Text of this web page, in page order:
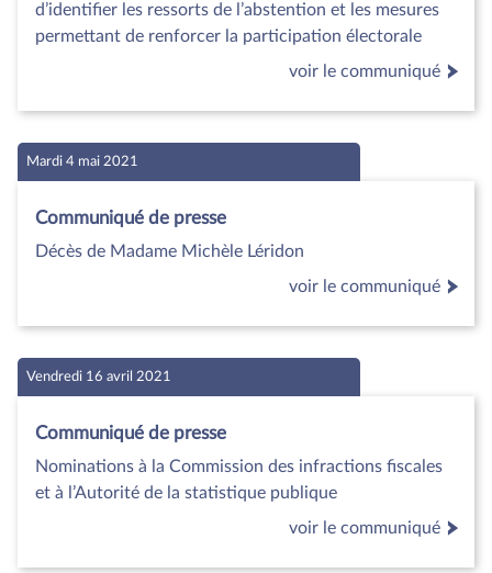
d’identifier les ressorts de l’abstention et les mesures
permettant de renforcer la participation électorale
voir le communiqué
Mardi 4 mai 2021
Communiqué de presse
Décès de Madame Michèle Léridon
voir le communiqué
Vendredi 16 avril 2021
Communiqué de presse
Nominations à la Commission des infractions fiscales
et à l’Autorité de la statistique publique
voir le communiqué